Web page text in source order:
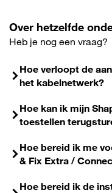
Over hetzelfde
Heb je nog een vraag?
Hoe verloopt de
het kabelnetwerk?
Hoe kan ik mijn
toestellen
Hoe bereid ik me
& Fix Extra /
Hoe bereid ik de